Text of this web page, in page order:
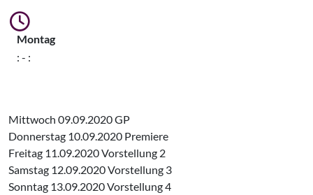
Montag
: - :
Mittwoch 09.09.2020 GP
Donnerstag 10.09.2020 Premiere
Freitag 11.09.2020 Vorstellung 2
Samstag 12.09.2020 Vorstellung 3
Sonntag 13.09.2020 Vorstellung 4